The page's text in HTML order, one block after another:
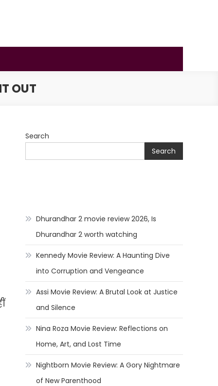
OUT
Search
Search
Dhurandhar 2 movie review 2026, Is
Dhurandhar 2 worth watching
Kennedy Movie Review: A Haunting Dive
into Corruption and Vengeance
Assi Movie Review: A Brutal Look at Justice
and Silence
Nina Roza Movie Review: Reflections on
Home, Art, and Lost Time
Nightborn Movie Review: A Gory Nightmare
of New Parenthood